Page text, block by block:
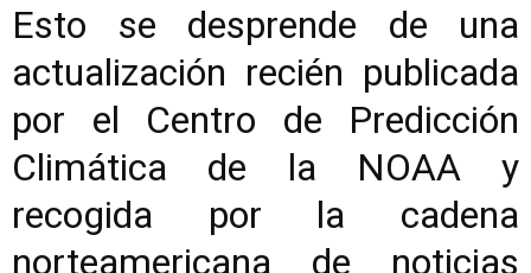
Esto se desprende de una
actualización recién publicada
por el Centro de Predicción
Climática de la NOAA y
recogida por la cadena
norteamericana de noticias